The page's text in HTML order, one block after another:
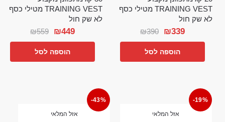
TRAINING VEST מטילי כסף
לא שק חול
₪390 ₪339
הוספה לסל
TRAINING VEST מטילי כסף
לא שק חול
₪559 ₪449
הוספה לסל
-19%
אזל המלאי
-43%
אזל המלאי